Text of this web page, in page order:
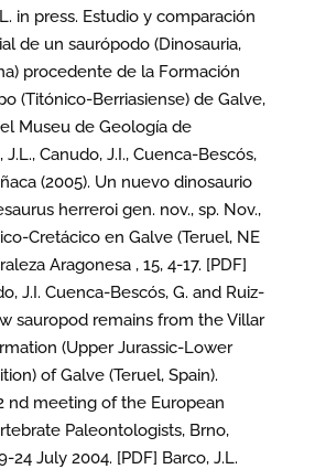
in press. Estudio y comparación
de un saurópodo (Dinosauria,
procedente de la Formación
(Titónico-Berriasiense) de Galve,
Museu de Geología de
Canudo, J.I., Cuenca-Bescós,
(2005). Un nuevo dinosaurio
herreroi gen. nov., sp. Nov.,
Cretácico en Galve (Teruel, NE
Aragonesa , 15, 4-17. [PDF]
J.I. Cuenca-Bescós, G. and Ruiz-
sauropod remains from the Villar
(Upper Jurassic-Lower
of Galve (Teruel, Spain).
nd meeting of the European
Paleontologists, Brno,
24 July 2004. [PDF] Barco, J.L.